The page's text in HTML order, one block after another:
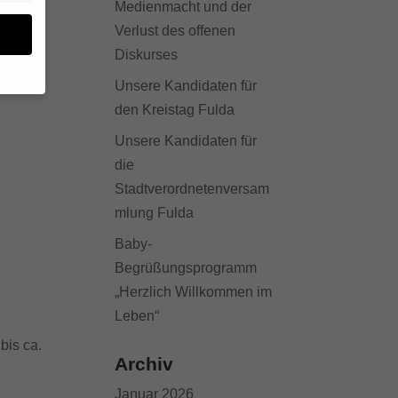
ca.
Medienmacht und der
Verlust des offenen
Diskurses
Unsere Kandidaten für
den Kreistag Fulda
Unsere Kandidaten für
die
Stadtverordnetenversam
mlung Fulda
Baby-
Begrüßungsprogramm
„Herzlich Willkommen im
Leben“
Archiv
Januar 2026